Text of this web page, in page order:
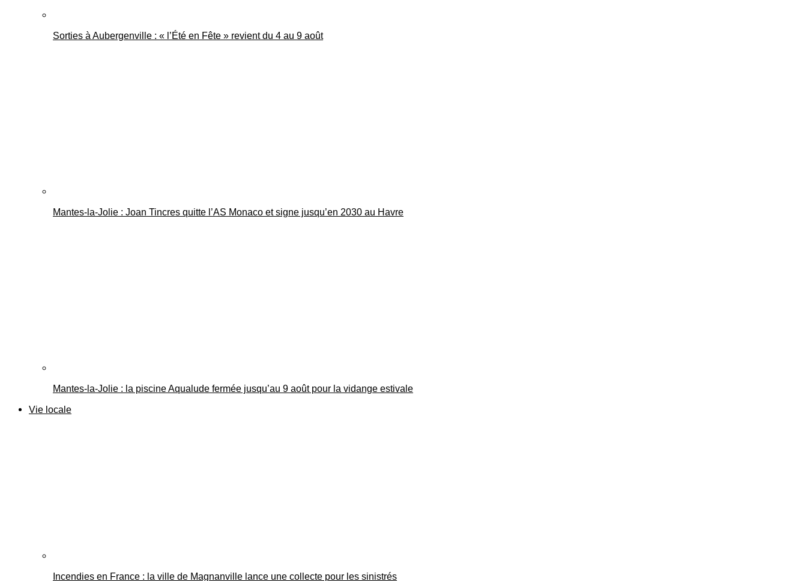
Sorties à Aubergenville : « l’Été en Fête » revient du 4 au 9 août
Mantes-la-Jolie : Joan Tincres quitte l’AS Monaco et signe jusqu’en 2030 au Havre
Mantes-la-Jolie : la piscine Aqualude fermée jusqu’au 9 août pour la vidange estivale
Vie locale
Incendies en France : la ville de Magnanville lance une collecte pour les sinistrés